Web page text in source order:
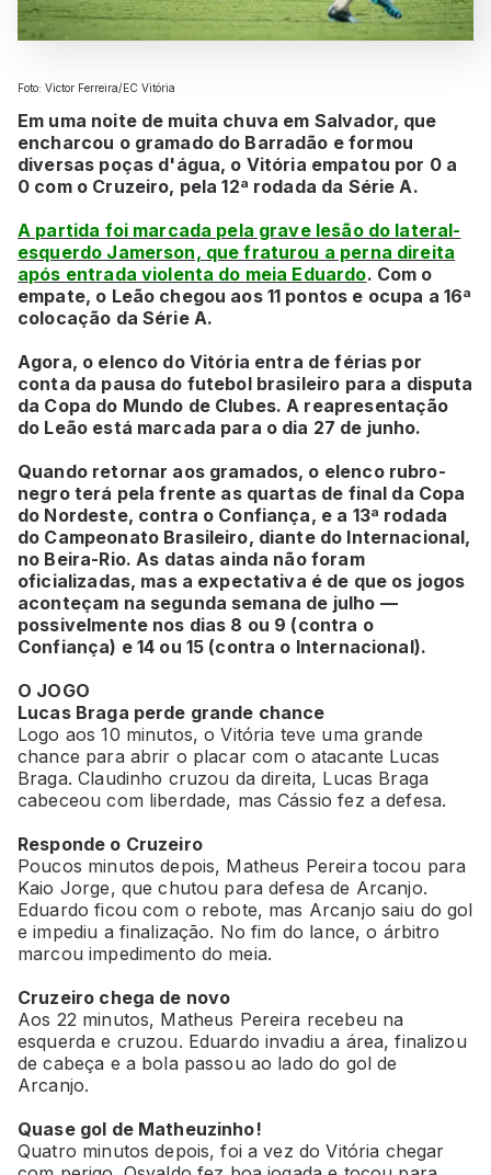
Foto: Victor Ferreira/EC Vitória
Em uma noite de muita chuva em Salvador, que
encharcou o gramado do Barradão e formou
diversas poças d'água, o Vitória empatou por 0 a
0 com o Cruzeiro, pela 12ª rodada da Série A.
A partida foi marcada pela grave lesão do lateral-
esquerdo Jamerson, que fraturou a perna direita
após entrada violenta do meia Eduardo. Com o
empate, o Leão chegou aos 11 pontos e ocupa a 16ª
colocação da Série A.
Agora, o elenco do Vitória entra de férias por
conta da pausa do futebol brasileiro para a disputa
da Copa do Mundo de Clubes. A reapresentação
do Leão está marcada para o dia 27 de junho.
Quando retornar aos gramados, o elenco rubro-
negro terá pela frente as quartas de final da Copa
do Nordeste, contra o Confiança, e a 13ª rodada
do Campeonato Brasileiro, diante do Internacional,
no Beira-Rio. As datas ainda não foram
oficializadas, mas a expectativa é de que os jogos
aconteçam na segunda semana de julho —
possivelmente nos dias 8 ou 9 (contra o
Confiança) e 14 ou 15 (contra o Internacional).
O JOGO
Lucas Braga perde grande chance
Logo aos 10 minutos, o Vitória teve uma grande
chance para abrir o placar com o atacante Lucas
Braga. Claudinho cruzou da direita, Lucas Braga
cabeceou com liberdade, mas Cássio fez a defesa.
Responde o Cruzeiro
Poucos minutos depois, Matheus Pereira tocou para
Kaio Jorge, que chutou para defesa de Arcanjo.
Eduardo ficou com o rebote, mas Arcanjo saiu do gol
e impediu a finalização. No fim do lance, o árbitro
marcou impedimento do meia.
Cruzeiro chega de novo
Aos 22 minutos, Matheus Pereira recebeu na
esquerda e cruzou. Eduardo invadiu a área, finalizou
de cabeça e a bola passou ao lado do gol de
Arcanjo.
Quase gol de Matheuzinho!
Quatro minutos depois, foi a vez do Vitória chegar